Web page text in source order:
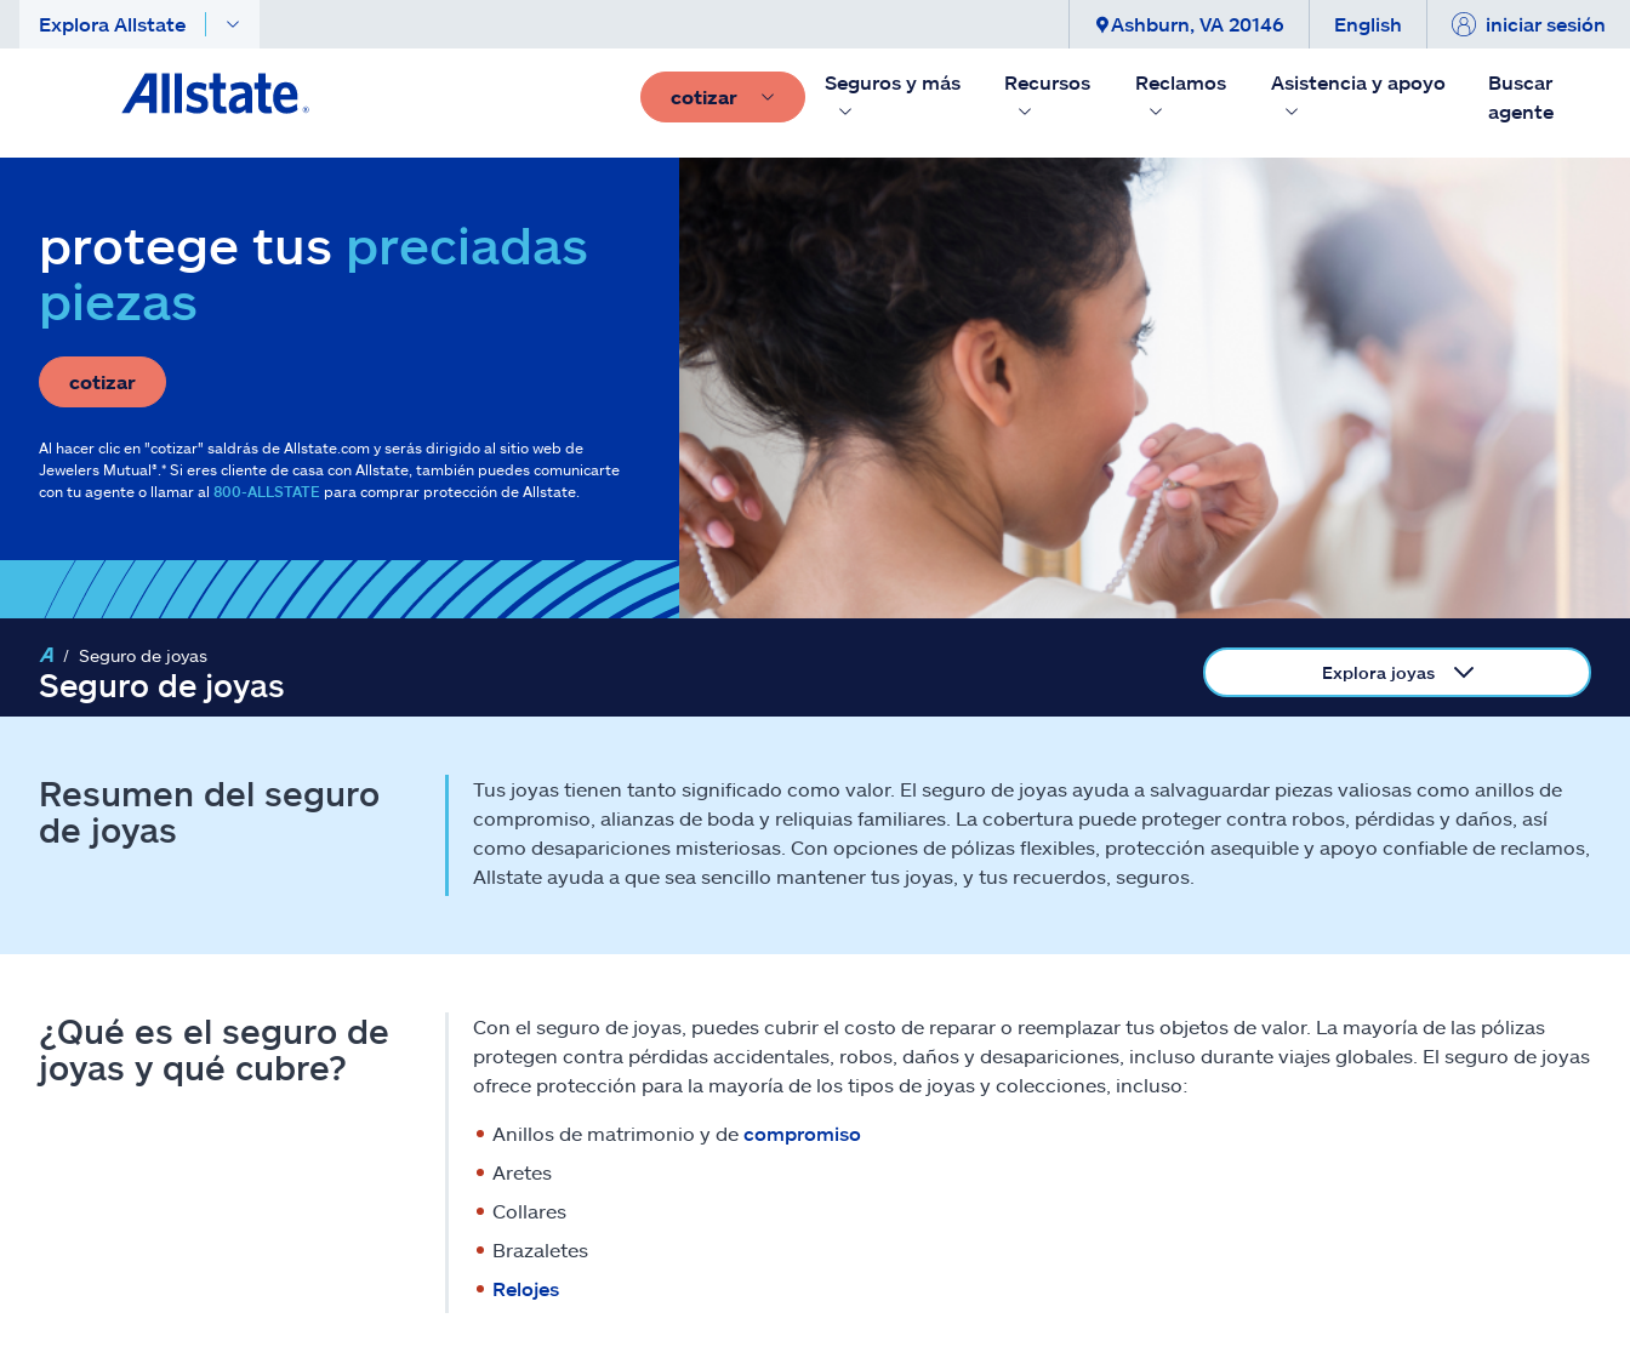
Explora Allstate Ashburn, VA 20146 English iniciar sesión
cotizar
Seguros y más Recursos Reclamos Asistencia y apoyo
Buscar
agente
protege tus preciadas
piezas
cotizar
Al hacer clic en "cotizar" saldrás de Allstate.com y serás dirigido al sitio web de
Jewelers Mutual®.* Si eres cliente de casa con Allstate, también puedes comunicarte
con tu agente o llamar al 800-ALLSTATE para comprar protección de Allstate.
Seguro de joyas
Seguro de joyas Explora joyas
Resumen del seguro
de joyas
Tus joyas tienen tanto significado como valor. El seguro de joyas ayuda a salvaguardar piezas valiosas como anillos de
compromiso, alianzas de boda y reliquias familiares. La cobertura puede proteger contra robos, pérdidas y daños, así
como desapariciones misteriosas. Con opciones de pólizas flexibles, protección asequible y apoyo confiable de reclamos,
Allstate ayuda a que sea sencillo mantener tus joyas, y tus recuerdos, seguros.
¿Qué es el seguro de
joyas y qué cubre?
Con el seguro de joyas, puedes cubrir el costo de reparar o reemplazar tus objetos de valor. La mayoría de las pólizas
protegen contra pérdidas accidentales, robos, daños y desapariciones, incluso durante viajes globales. El seguro de joyas
ofrece protección para la mayoría de los tipos de joyas y colecciones, incluso:
Anillos de matrimonio y de compromiso
Aretes
Collares
Brazaletes
Relojes